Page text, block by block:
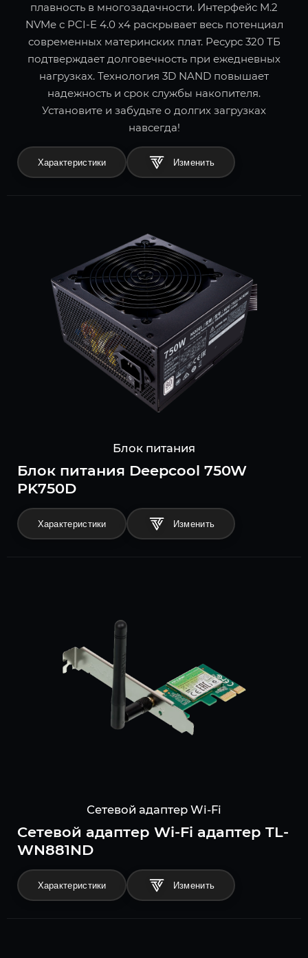
плавность в многозадачности. Интерфейс M.2
NVMe с PCI-E 4.0 x4 раскрывает весь потенциал
современных материнских плат. Ресурс 320 ТБ
подтверждает долговечность при ежедневных
нагрузках. Технология 3D NAND повышает
надежность и срок службы накопителя.
Установите и забудьте о долгих загрузках
навсегда!
Характеристики
Блок питания
Блок питания Deepcool 750W
PK750D
Характеристики
Сетевой адаптер Wi-Fi
Сетевой адаптер Wi-Fi адаптер TL-
WN881ND
Характеристики